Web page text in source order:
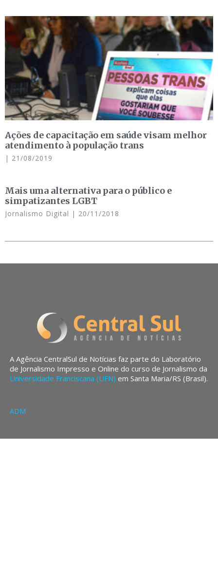
Ações de capacitação em saúde visam melhor
atendimento à população trans
21/08/2019
Mais uma alternativa para o público e
simpatizantes LGBT
Jornalismo Digital 20/11/2018
A Agência CentralSul de Notícias faz parte do Laboratório
de Jornalismo Impresso e Online do curso de Jornalismo da
Universidade Franciscana (UFN) em Santa Maria/RS (Brasil).
ADM